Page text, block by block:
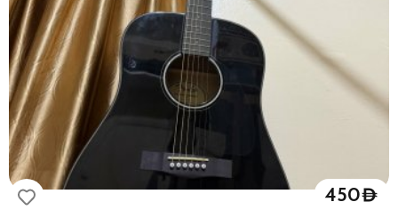
D
450